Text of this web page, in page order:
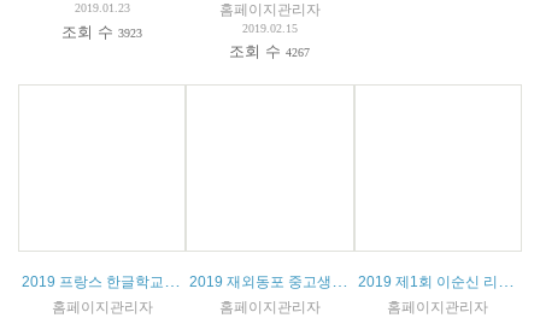
2019.01.23
조회 수3923
홈페이지관리자
2019.02.15
조회 수4267
2019 프랑스 한글학교 청소년 캠프 안내
홈페이지관리자
2019 재외동포 중고생 및 대학생 모국연수 참가자 모집 공고
홈페이지관리자
2019 제1회 이순신 리더십 캠프 공고
홈페이지관리자